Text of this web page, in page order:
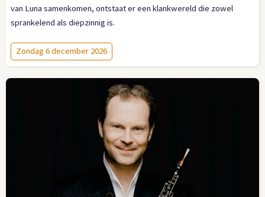
van Luna samenkomen, ontstaat er een klankwereld die zowel
sprankelend als diepzinnig is.
Zondag 6 december 2026